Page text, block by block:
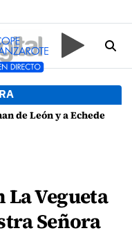
por presuntas anomalías en contratos festivos
Vegueta
Señora